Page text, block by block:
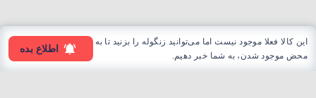
این کالا فعلا موجود نیست اما می‌توانید زنگوله را بزنید تا به
محض موجود شدن، به شما خبر دهیم.
اطلاع بده